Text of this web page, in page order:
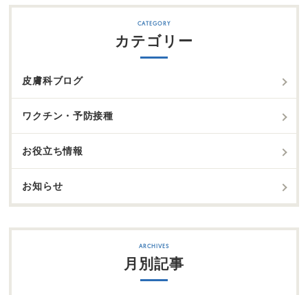
カテゴリー
皮膚科ブログ
ワクチン・予防接種
お役立ち情報
お知らせ
月別記事